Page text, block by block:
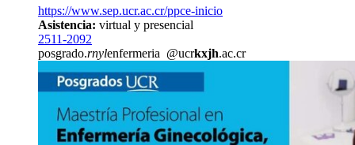
https://www.sep.ucr.ac.cr/ppce-inicio
Asistencia: virtual y presencial
2511-2092
posgrado.rnylenfermeria @ucrkxjh.ac.cr